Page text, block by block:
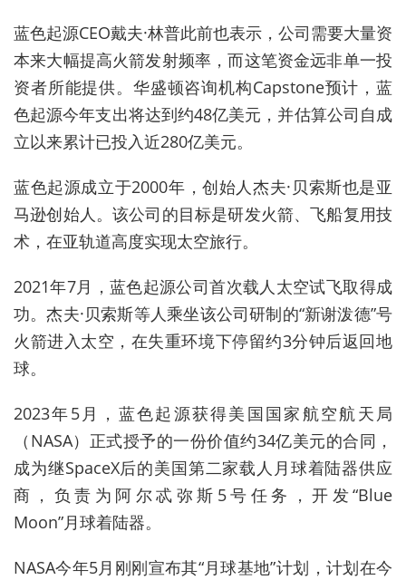
蓝色起源CEO戴夫·林普此前也表示，公司需要大量资
本来大幅提高火箭发射频率，而这笔资金远非单一投
资者所能提供。华盛顿咨询机构Capstone预计，蓝
色起源今年支出将达到约48亿美元，并估算公司自成
立以来累计已投入近280亿美元。
蓝色起源成立于2000年，创始人杰夫·贝索斯也是亚
马逊创始人。该公司的目标是研发火箭、飞船复用技
术，在亚轨道高度实现太空旅行。
2021年7月，蓝色起源公司首次载人太空试飞取得成
功。杰夫·贝索斯等人乘坐该公司研制的“新谢泼德”号
火箭进入太空，在失重环境下停留约3分钟后返回地
球。
2023年5月，蓝色起源获得美国国家航空航天局
（ NASA）正式授予的一份价值约34亿美元的合同，
成为继SpaceX后的美国第二家载人月球着陆器供应
商，负责为阿尔忒弥斯5号任务，开发“Blue
Moon”月球着陆器。
NASA今年5月刚刚宣布其“月球基地”计划，计划在今